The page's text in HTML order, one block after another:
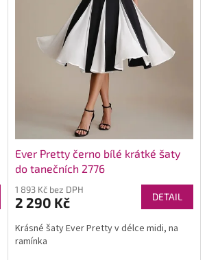
Ever Pretty černo bílé krátké šaty
do tanečních 2776
1 893 Kč bez DPH
2 290 Kč DETAIL
Krásné šaty Ever Pretty v délce midi, na
ramínka